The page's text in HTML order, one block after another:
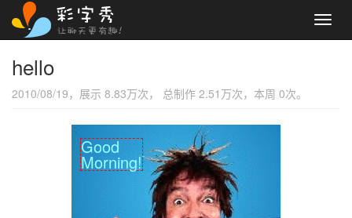
hello
2010/08/19，展示 8.83万次， 总制作 2.51万次，本周 0次。
Good
Morning!